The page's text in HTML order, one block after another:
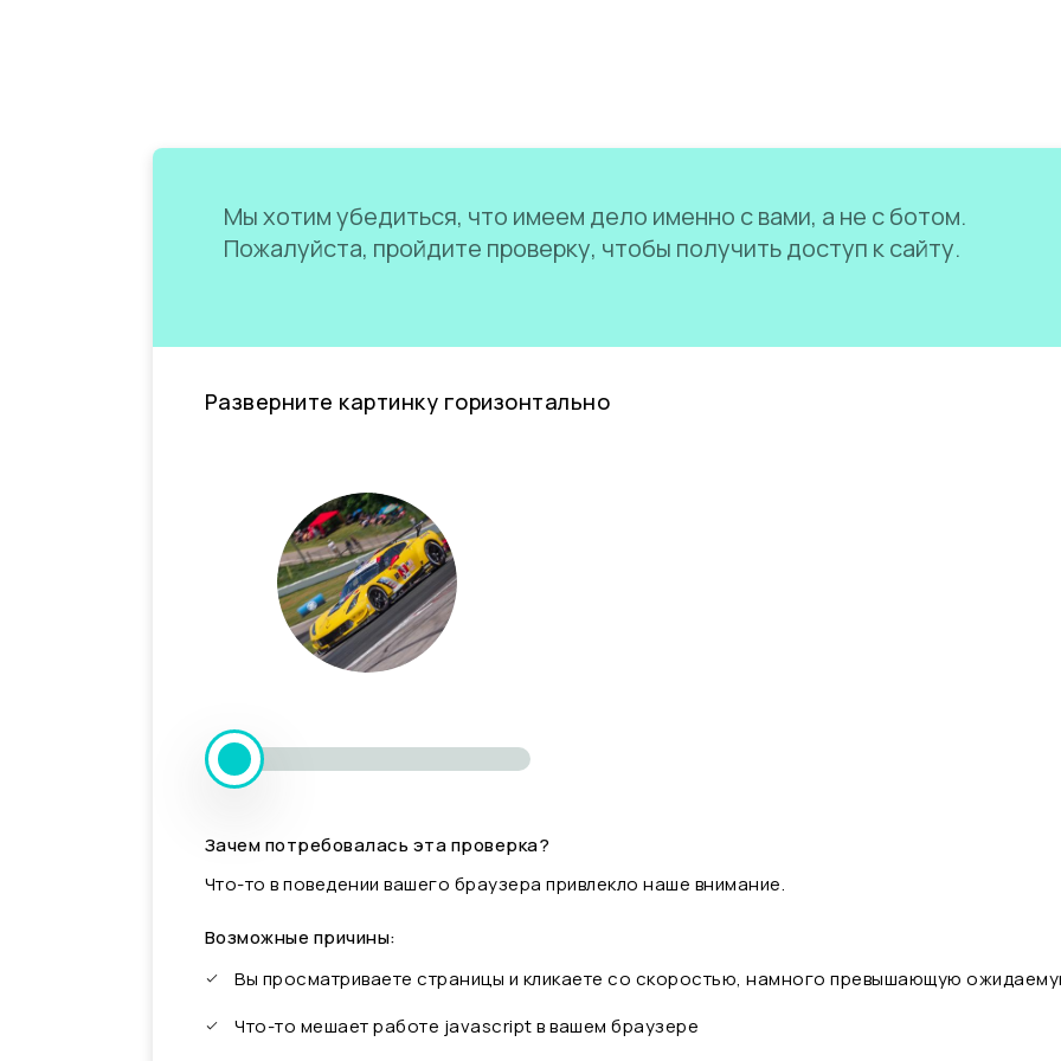
Мы хотим убедиться, что имеем дело именно с вами, а не с ботом.
Пожалуйста, пройдите проверку, чтобы получить доступ к сайту.
Разверните картинку горизонтально
Зачем потребовалась эта проверка?
Что-то в поведении вашего браузера привлекло наше внимание.
Возможные причины:
Вы просматриваете страницы и кликаете со скоростью, намного превышающую
Что-то мешает работе javascript в вашем браузере